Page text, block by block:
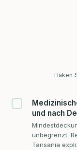
Haken
und nach
unbegrenzt.
Tansania